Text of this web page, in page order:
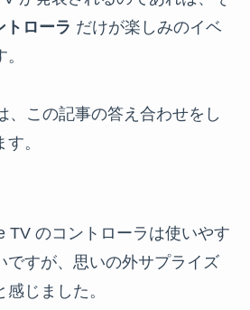
ローラ だけが楽しみのイベ
、この記事の答え合わせをし
。
TV のコントローラは使いやす
ですが、思いの外サプライズ
じました。